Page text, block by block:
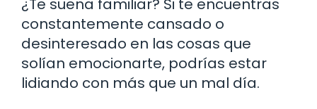
¿Te suena familiar? Si te encuentras
constantemente cansado o
desinteresado en las cosas que
solían emocionarte, podrías estar
lidiando con más que un mal día.